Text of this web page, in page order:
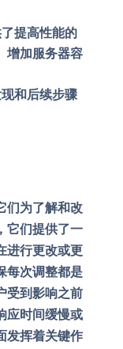
提高性能的
增加服务器容
和后续步骤
们为了解和改
它们提供了一
进行更改或更
每次调整都是
受到影响之前
应时间缓慢或
发挥着关键作